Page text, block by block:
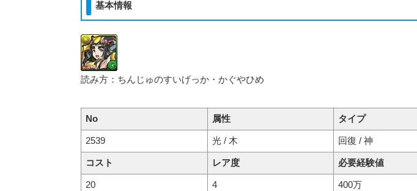
基本情報
読み方：ちんじゅのすいげっか・かぐやひめ
No 属性 タイプ
2539 光 / 木 回復 / 神
コスト レア度 必要経験値
20 4 400万